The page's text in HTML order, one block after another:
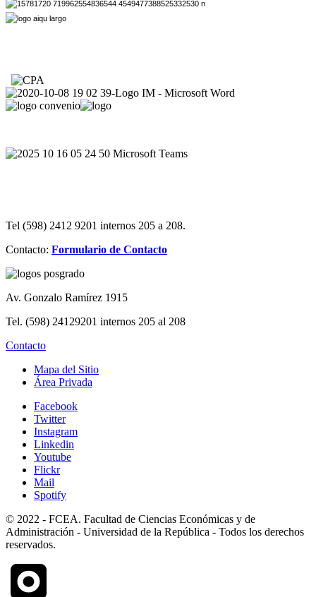
Tel (598) 2412 9201 internos 205 a 208.
Contacto: Formulario de Contacto
Av. Gonzalo Ramírez 1915
Tel. (598) 24129201 internos 205 al 208
Contacto
Mapa del Sitio
Área Privada
Facebook
Twitter
Instagram
Linkedin
Youtube
Flickr
Mail
Spotify
© 2022 - FCEA. Facultad de Ciencias Económicas y de
Administración - Universidad de la República - Todos los derechos
reservados.